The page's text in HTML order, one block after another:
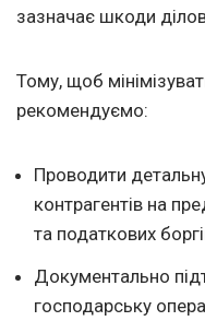
зазначає шкоди
Тому, щоб
рекомендуємо:
Проводити
контрагентів на
та податкових
Документально
господарську